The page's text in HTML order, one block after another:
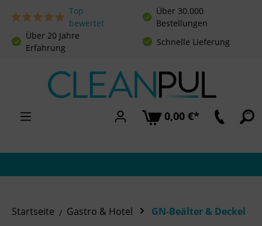
Zum Hauptinhalt springen
Top
bewertet
Über 30.000
Bestellungen
Über 20 Jahre
Erfahrung
Schnelle Lieferung
0,00 €*
Startseite Gastro & Hotel GN-Beälter & Deckel